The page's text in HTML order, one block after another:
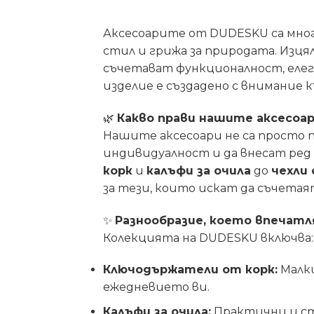
Аксесоарите от DUDESKU са
стил и грижа за природата.
съчетават функционалност,
изделие е създадено с
🌿 Какво прави нашите
Нашите аксесоари не са просто
индивидуалност и да внесат
корк и калъфи за очила до чехли
за тези, които искат да
✨ Разнообразие, което
Колекцията на DUDESKU включва:
Ключодържатели от корк:
ежедневието ви.